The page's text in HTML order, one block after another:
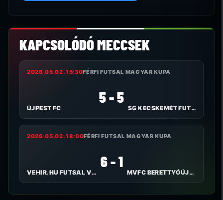
KAPCSOLÓDÓ MECCSEK
2026.05.02. 15:30FÉRFI FUTSAL MAGYAR KUPA
ÚJPEST FC
5 - 5
SG KECSKEMÉT FUTSAL
2026.05.02. 18:00FÉRFI FUTSAL MAGYAR KUPA
VEHIR.HU FUTSAL VESZPRÉM
6 - 1
MVFC BERETTYÓÚJFALU